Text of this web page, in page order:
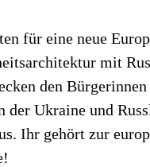
für eine neue
mit
den Bürgerinnen
der Ukraine und
Ihr gehört zur